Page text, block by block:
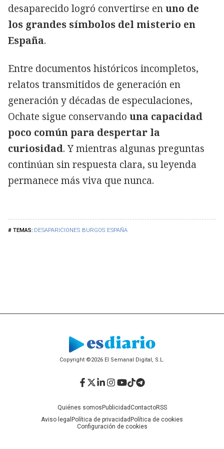
DESAPARICIONES BURGOS ESPAÑA
desaparecido logró convertirse enuno de
los grandes símbolos del misterio en
España.
Entre documentos históricos incompletos,
relatos transmitidos de generación en
generación y décadas de especulaciones,
Ochate sigue conservando una capacidad
poco común para despertar la
curiosidad. Y mientras algunas preguntas
continúan sin respuesta clara, su leyenda
permanece más viva que nunca.
Copyright ©2026 El Semanal Digital, S.L.
Quiénes somos PublicidadContactoRSS
Aviso legal Política de privacidad Política de cookies
Configuración de cookies
Facebook
Twitter
LinkedIn
Instagram
YouTube
TikTok
Telegram